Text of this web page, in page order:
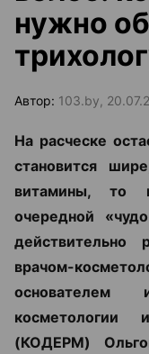
нужно
Автор: 103.by,
На расческе
становится
витамины, то
очередной
врачом-
основателем
(КОДЕРМ)